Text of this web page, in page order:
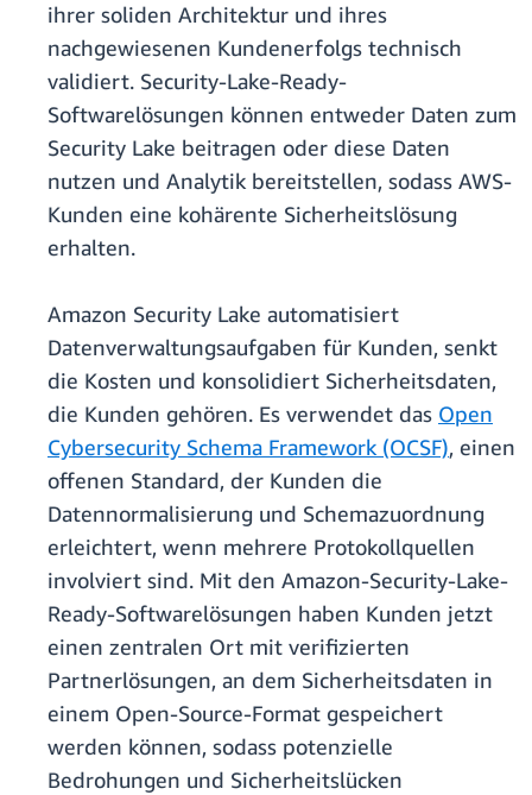
ihrer soliden Architektur und ihres
nachgewiesenen Kundenerfolgs technisch
validiert. Security-Lake-Ready-
Softwarelösungen können entweder Daten zum
Security Lake beitragen oder diese Daten
nutzen und Analytik bereitstellen, sodass AWS-
Kunden eine kohärente Sicherheitslösung
erhalten.
Amazon Security Lake automatisiert
Datenverwaltungsaufgaben für Kunden, senkt
die Kosten und konsolidiert Sicherheitsdaten,
die Kunden gehören. Es verwendet das Open
Cybersecurity Schema Framework (OCSF), einen
offenen Standard, der Kunden die
Datennormalisierung und Schemazuordnung
erleichtert, wenn mehrere Protokollquellen
involviert sind. Mit den Amazon-Security-Lake-
Ready-Softwarelösungen haben Kunden jetzt
einen zentralen Ort mit verifizierten
Partnerlösungen, an dem Sicherheitsdaten in
einem Open-Source-Format gespeichert
werden können, sodass potenzielle
Bedrohungen und Sicherheitslücken